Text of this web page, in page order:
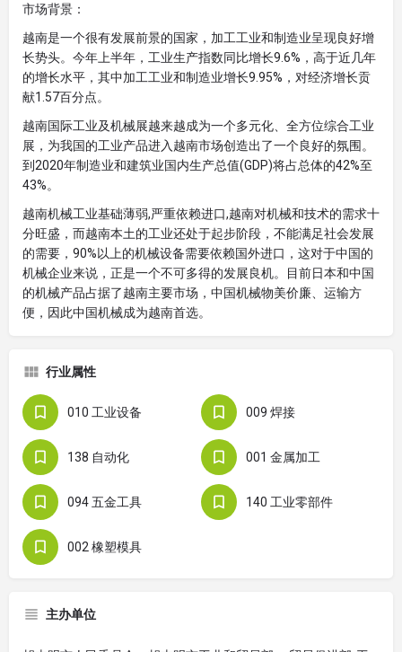
市场背景：
越南是一个很有发展前景的国家，加工工业和制造业呈现良好增
长势头。今年上半年，工业生产指数同比增长9.6%，高于近几年
的增长水平，其中加工工业和制造业增长9.95%，对经济增长贡
献1.57百分点。
越南国际工业及机械展越来越成为一个多元化、全方位综合工业
展，为我国的工业产品进入越南市场创造出了一个良好的氛围。
到2020年制造业和建筑业国内生产总值(GDP)将占总体的42%至
43%。
越南机械工业基础薄弱,严重依赖进口,越南对机械和技术的需求十
分旺盛，而越南本土的工业还处于起步阶段，不能满足社会发展
的需要，90%以上的机械设备需要依赖国外进口，这对于中国的
机械企业来说，正是一个不可多得的发展良机。目前日本和中国
的机械产品占据了越南主要市场，中国机械物美价廉、运输方
便，因此中国机械成为越南首选。
行业属性
010 工业设备 009 焊接
138 自动化 001 金属加工
094 五金工具 140 工业零部件
002 橡塑模具
主办单位